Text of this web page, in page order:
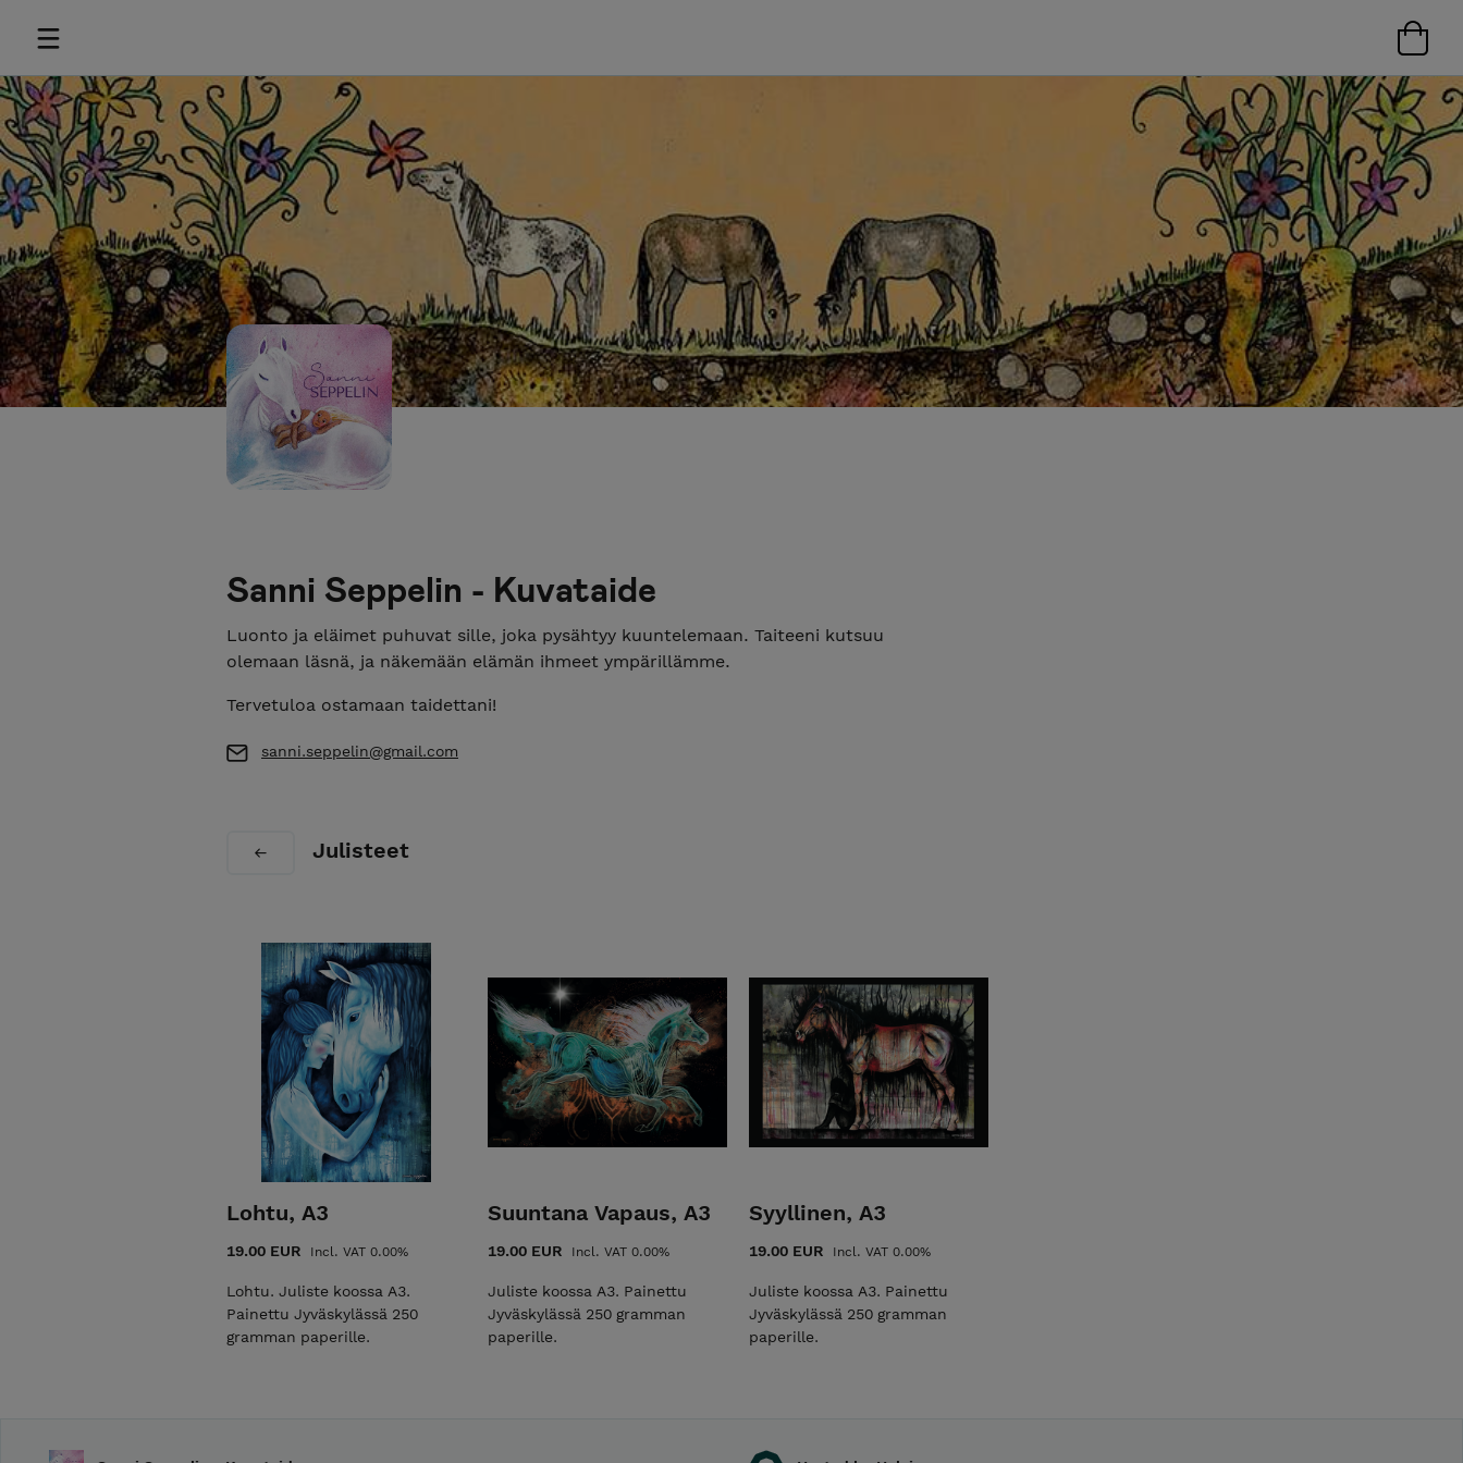
Sanni Seppelin - Kuvataide
Luonto ja eläimet puhuvat sille, joka pysähtyy kuuntelemaan. Taiteeni kutsuu
olemaan läsnä, ja näkemään elämän ihmeet ympärillämme.
Tervetuloa ostamaan taidettani!
sanni.seppelin@gmail.com
Julisteet
Lohtu, A3
19.00 EUR Incl. VAT 0.00%
Lohtu. Juliste koossa A3.
Painettu Jyväskylässä 250
gramman paperille.
Suuntana Vapaus, A3
19.00 EUR Incl. VAT 0.00%
Juliste koossa A3. Painettu
Jyväskylässä 250 gramman
paperille.
Syyllinen, A3
19.00 EUR Incl. VAT 0.00%
Juliste koossa A3. Painettu
Jyväskylässä 250 gramman
paperille.